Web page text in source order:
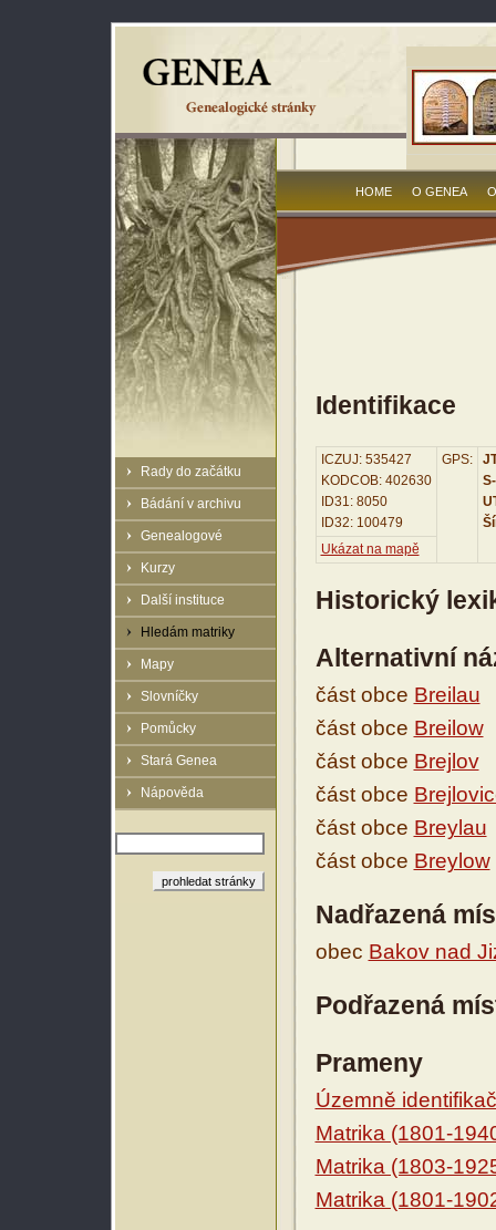
Rady do začátku
Bádání v archivu
Genealogové
Kurzy
Další instituce
Hledám matriky
Mapy
Slovníčky
Pomůcky
Stará Genea
Nápověda
HOME O GENEA
Identifikace
ICZUJ: 535427
KODCOB: 402630
ID31: 8050
ID32: 100479
GPS:
Ukázat na mapě
Historický
Alternativní
část obce Breilau
část obce Breilow
část obce Brejlov
část obce
část obce Breylau
část obce Breylow
Nadřazená
obec Bakov nad
Podřazená
Prameny
Územně
Matrika (1801-
Matrika (1803-
Matrika (1801-